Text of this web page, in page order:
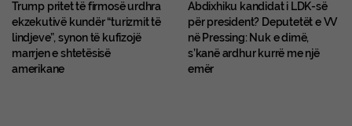
Trump pritet të firmosë urdhra
ekzekutivë kundër “turizmit të
lindjeve”, synon të kufizojë
marrjen e shtetësisë
amerikane
Abdixhiku kandidat i LDK-së
për president? Deputetët e VV
në Pressing: Nuk e dimë,
s’kanë ardhur kurrë me një
emër